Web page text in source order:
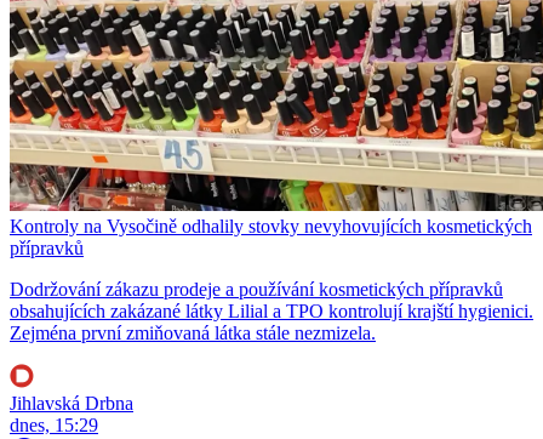
Kontroly na Vysočině odhalily stovky nevyhovujících kosmetických
přípravků
Dodržování zákazu prodeje a používání kosmetických přípravků
obsahujících zakázané látky Lilial a TPO kontrolují krajští hygienici.
Zejména první zmiňovaná látka stále nezmizela.
Jihlavská Drbna
dnes, 15:29